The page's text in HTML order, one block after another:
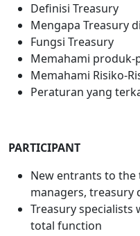
Definisi Treasury
Mengapa Treasury
Fungsi Treasury
Memahami produk-
Memahami Risiko-
Peraturan yang
PARTICIPANT
New entrants to
managers, treasury
Treasury
total function